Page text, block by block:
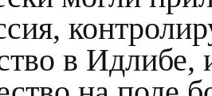
в Идлибе,